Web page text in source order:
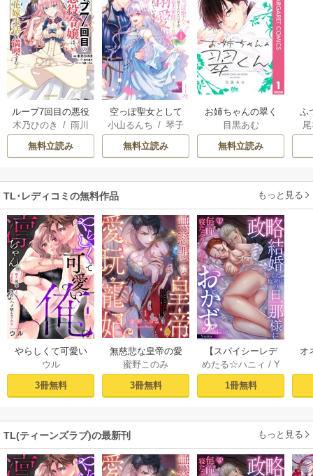
ループ7回目の悪役
令嬢は、元敵国で
自由気ままな花嫁
生活を満喫する
木乃ひのき /雨川
透子/八美☆わん
無料立読み
空っぽ聖女として
捨てられたはず
が、嫁ぎ先の皇帝
陛下に溺愛されて
小山るんち /琴子
無料立読み
お姉ちゃんの翠く
ん
目黒あむ
無料立読み
ふ
は
TL･レディコミの無料作品 もっと見る
やらしくて可愛い
俺の凛ちゃん。～
隣人後輩くんのイ
キすぎた執着にハ
ウル
3冊無料
無慈悲な皇帝の愛
玩寵妃―おわらぬ
快楽、閨に響くは
乱れ声― 1巻
蜜野このみ
3冊無料
【スパイシーレデ
ィ】政略結婚した
塩対応の旦那様は
毎晩寝たふりをし
(1)
めたる☆ハニィ / Y
aaka
1冊無料
オ
TL(ティーンズラブ)の最新刊 もっと見る